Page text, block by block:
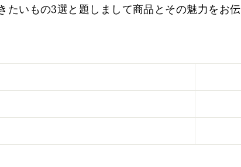
たいもの3選と題しまして商品とその魅力をお伝